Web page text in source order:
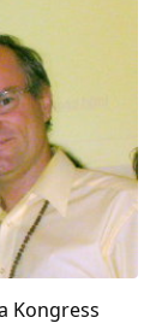
Kongress